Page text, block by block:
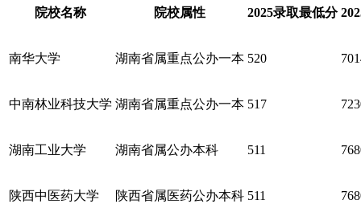
院校名称 院校属性 2025录取最低分
南华大学 湖南省属重点公办一本 520
中南林业科技大学 湖南省属重点公办一本 517
湖南工业大学 湖南省属公办本科 511
陕西中医药大学 陕西省属医药公办本科 511